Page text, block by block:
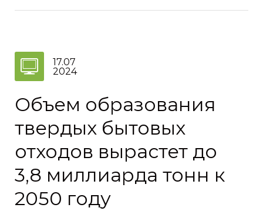
17.07
2024
Объем образования
твердых бытовых
отходов вырастет до
3,8 миллиарда тонн к
2050 году